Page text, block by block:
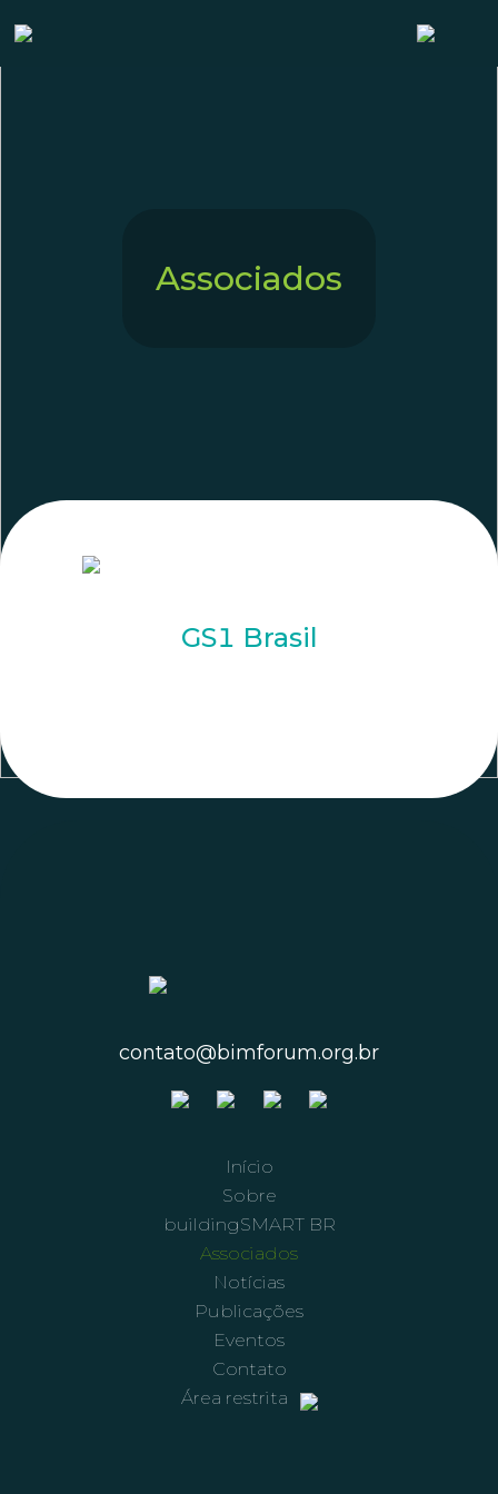
Associados
GS1 Brasil
contato@bimforum.org.br
Início
Sobre
buildingSMART BR
Associados
Notícias
Publicações
Eventos
Contato
Área restrita